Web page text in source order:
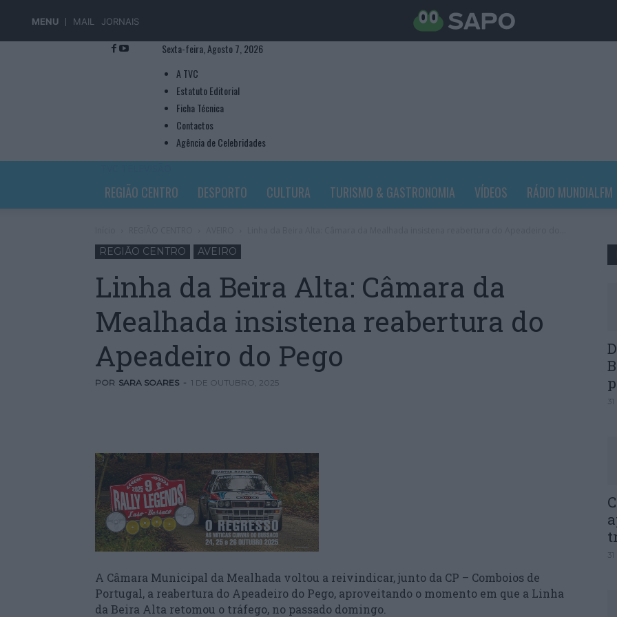
MENU MAIL JORNAIS
Sexta-feira, Agosto 7, 2026
A TVC
Estatuto Editorial
Ficha Técnica
Contactos
Agência de Celebridades
REGIÃO CENTRO DESPORTO CULTURA TURISMO & GASTRONOMIA VÍDEOS RÁDIO MUNDIALFM
REGIÃO CENTRO AVEIRO
Linha da Beira Alta: Câmara da
Mealhada insistena reabertura do
Apeadeiro do Pego
POR SARA SOARES - 1 DE OUTUBRO, 2025
A Câmara Municipal da Mealhada voltou a reivindicar, junto da CP – Comboios de
Portugal, a reabertura do Apeadeiro do Pego, aproveitando o momento em que a Linha
da Beira Alta retomou o tráfego, no passado domingo.